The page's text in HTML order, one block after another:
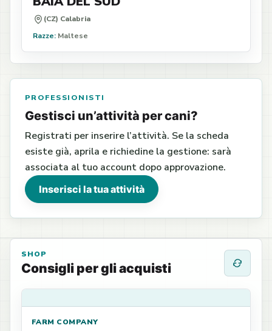
(CZ) Calabria
Razze: Maltese
PROFESSIONISTI
Gestisci un’attività per cani?
Registrati per inserire l’attività. Se la scheda
esiste già, aprila e richiedine la gestione: sarà
associata al tuo account dopo approvazione.
Inserisci la tua attività
SHOP
Consigli per gli acquisti
FARM COMPANY